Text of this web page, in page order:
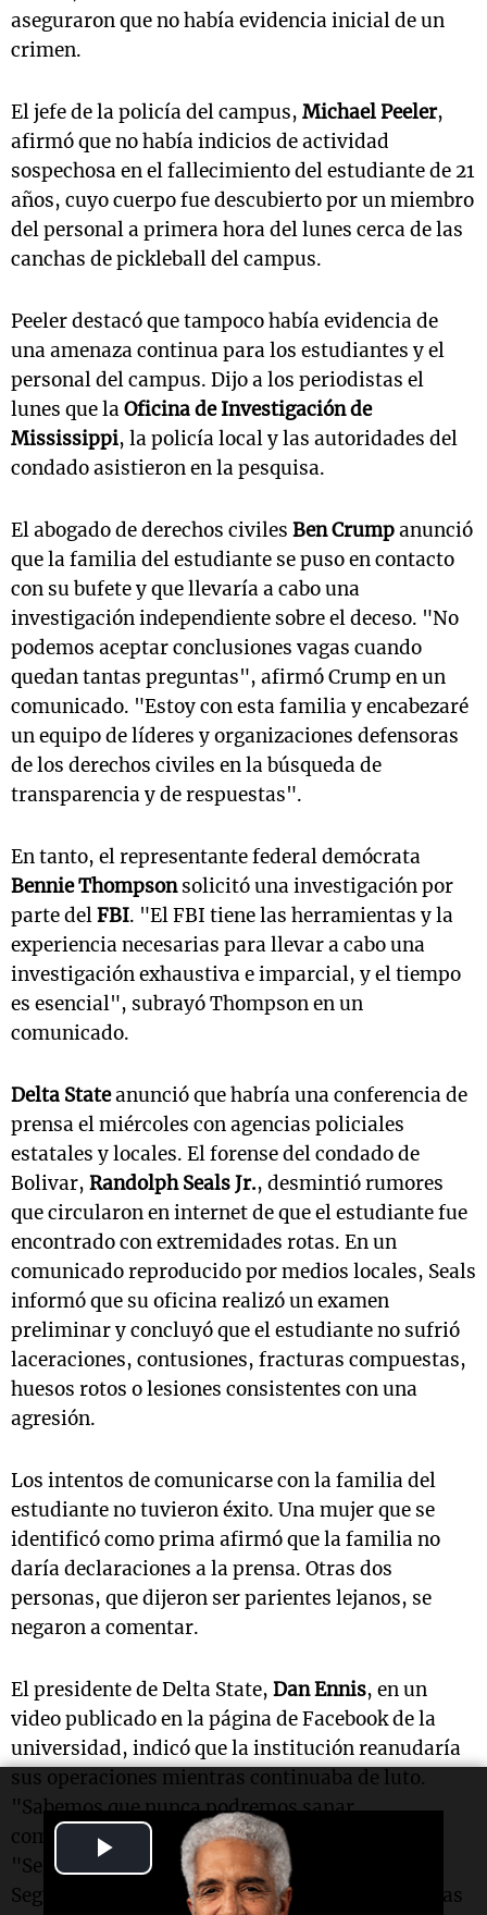
Play
Video
aseguraron que no había evidencia inicial de un
crimen.
El jefe de la policía del campus, Michael Peeler,
afirmó que no había indicios de actividad
sospechosa en el fallecimiento del estudiante de 21
años, cuyo cuerpo fue descubierto por un miembro
del personal a primera hora del lunes cerca de las
canchas de pickleball del campus.
Peeler destacó que tampoco había evidencia de
una amenaza continua para los estudiantes y el
personal del campus. Dijo a los periodistas el
lunes que laOficina de Investigación de
Mississippi, la policía local y las autoridades del
condado asistieron en la pesquisa.
El abogado de derechos civiles Ben Crumpanunció
que la familia del estudiante se puso en contacto
con su bufete y que llevaría a cabo una
investigación independiente sobre el deceso. "No
podemos aceptar conclusiones vagas cuando
quedan tantas preguntas", afirmó Crump en un
comunicado. "Estoy con esta familia y encabezaré
un equipo de líderes y organizaciones defensoras
de los derechos civiles en la búsqueda de
transparencia y de respuestas".
En tanto, el representante federal demócrata
Bennie Thompsonsolicitó una investigación por
parte delFBI. "El FBI tiene las herramientas y la
experiencia necesarias para llevar a cabo una
investigación exhaustiva e imparcial, y el tiempo
es esencial", subrayó Thompson en un
comunicado.
Delta Stateanunció que habría una conferencia de
prensa el miércoles con agencias policiales
estatales y locales. El forense del condado de
Bolivar, Randolph Seals Jr., desmintió rumores
que circularon en internet de que el estudiante fue
encontrado con extremidades rotas. En un
comunicado reproducido por medios locales, Seals
informó que su oficina realizó un examen
preliminar y concluyó que el estudiante no sufrió
laceraciones, contusiones, fracturas compuestas,
huesos rotos o lesiones consistentes con una
agresión.
Los intentos de comunicarse con la familia del
estudiante no tuvieron éxito. Una mujer que se
identificó como prima afirmó que la familia no
daría declaraciones a la prensa. Otras dos
personas, que dijeron ser parientes lejanos, se
negaron a comentar.
El presidente de Delta State, Dan Ennis, en un
video publicado en la página de Facebook de la
universidad, indicó que la institución reanudaría
sus operaciones mientras continuaba de luto.
"Sabemos que nunca podremos sanar
completamente esta herida", dijo Ennis.
"Seguimos cooperando con los investigadores.
Seguimos asegurándonos de que se entregue a las